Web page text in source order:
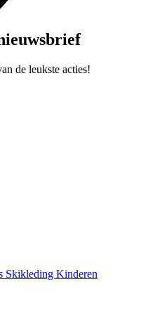
de leukste acties!
Skikleding Kinderen